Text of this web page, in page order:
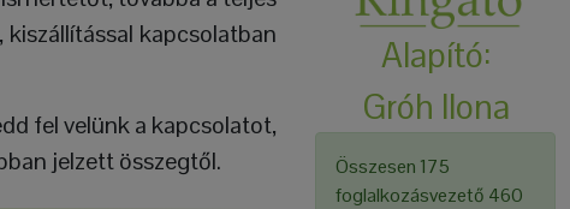
kapcsolatban
fel velünk a kapcsolatot,
jelzett összegtől.
Alapító:
Gróh Ilona
Összesen 175
foglalkozásvezető 460